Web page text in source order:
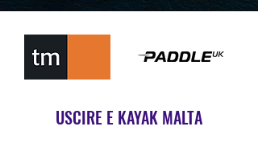
USCIRE E KAYAK MALTA